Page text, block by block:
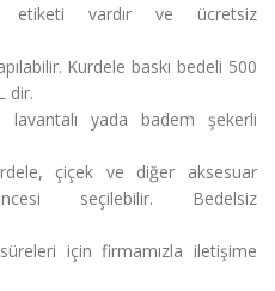
etiketi vardır ve ücretsiz
Kurdele baskı bedeli 500
dir.
yada badem şekerli
çiçek ve diğer aksesuar
seçilebilir. Bedelsiz
için firmamızla iletişime